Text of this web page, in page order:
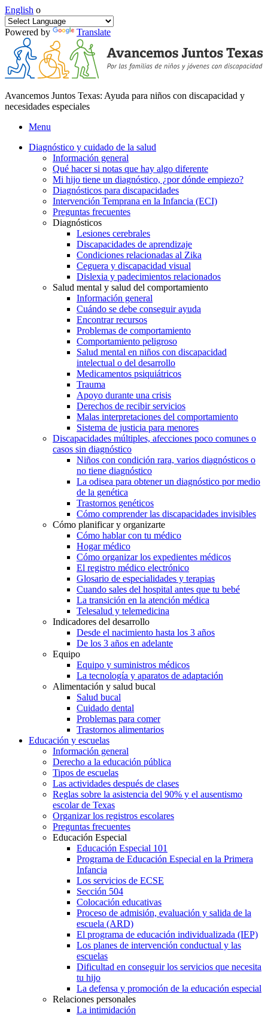
English o
Powered by Translate
Avancemos Juntos Texas: Ayuda para niños con discapacidad y
necesidades especiales
Menu
Diagnóstico y cuidado de la salud
Información general
Qué hacer si notas que hay algo diferente
Mi hijo tiene un diagnóstico, ¿por dónde empiezo?
Diagnósticos para discapacidades
Intervención Temprana en la Infancia (ECI)
Preguntas frecuentes
Diagnósticos
Lesiones cerebrales
Discapacidades de aprendizaje
Condiciones relacionadas al Zika
Ceguera y discapacidad visual
Dislexia y padecimientos relacionados
Salud mental y salud del comportamiento
Información general
Cuándo se debe conseguir ayuda
Encontrar recursos
Problemas de comportamiento
Comportamiento peligroso
Salud mental en niños con discapacidad
intelectual o del desarrollo
Medicamentos psiquiátricos
Trauma
Apoyo durante una crisis
Derechos de recibir servicios
Malas interpretaciones del comportamiento
Sistema de justicia para menores
Discapacidades múltiples, afecciones poco comunes o
casos sin diagnóstico
Niños con condición rara, varios diagnósticos o
no tiene diagnóstico
La odisea para obtener un diagnóstico por medio
de la genética
Trastornos genéticos
Cómo comprender las discapacidades invisibles
Cómo planificar y organizarte
Cómo hablar con tu médico
Hogar médico
Cómo organizar los expedientes médicos
El registro médico electrónico
Glosario de especialidades y terapias
Cuando sales del hospital antes que tu bebé
La transición en la atención médica
Telesalud y telemedicina
Indicadores del desarrollo
Desde el nacimiento hasta los 3 años
De los 3 años en adelante
Equipo
Equipo y suministros médicos
La tecnología y aparatos de adaptación
Alimentación y salud bucal
Salud bucal
Cuidado dental
Problemas para comer
Trastornos alimentarios
Educación y escuelas
Información general
Derecho a la educación pública
Tipos de escuelas
Las actividades después de clases
Reglas sobre la asistencia del 90% y el ausentismo
escolar de Texas
Organizar los registros escolares
Preguntas frecuentes
Educación Especial
Educación Especial 101
Programa de Educación Especial en la Primera
Infancia
Los servicios de ECSE
Sección 504
Colocación educativas
Proceso de admisión, evaluación y salida de la
escuela (ARD)
El programa de educación individualizada (IEP)
Los planes de intervención conductual y las
escuelas
Dificultad en conseguir los servicios que necesita
tu hijo
La defensa y promoción de la educación especial
Relaciones personales
La intimidación